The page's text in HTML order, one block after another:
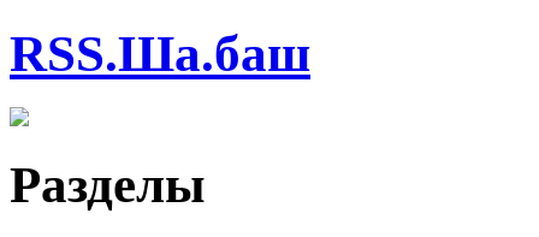
RSS.Ша.баш
Разделы